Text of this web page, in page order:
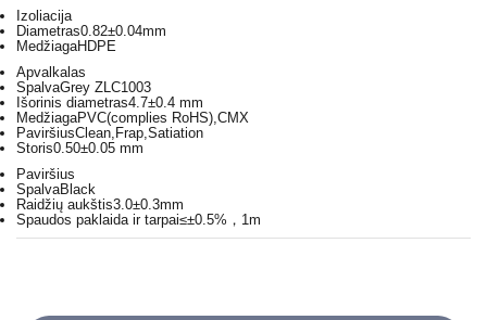
Izoliacija
Diametras0.82±0.04mm
MedžiagaHDPE
Apvalkalas
SpalvaGrey ZLC1003
Išorinis diametras4.7±0.4 mm
MedžiagaPVC(complies RoHS),CMX
PaviršiusClean,Frap,Satiation
Storis0.50±0.05 mm
Paviršius
SpalvaBlack
Raidžių aukštis3.0±0.3mm
Spaudos paklaida ir tarpai≤±0.5%，1m